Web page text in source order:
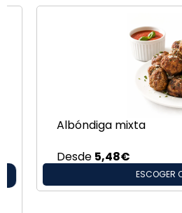
Albóndiga mixta
Desde5,48€
ESCOGER